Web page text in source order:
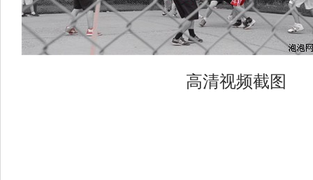
高清视频截图